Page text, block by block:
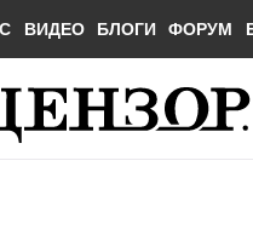
ВИДЕО БЛОГИ ФОРУМ